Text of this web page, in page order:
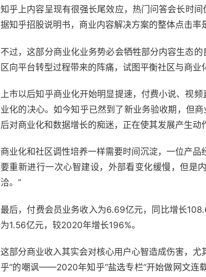
知乎上内容呈现有很强长尾效应，热门问答会长时
据知乎招股说明书，商业内容解决方案的整体点击率
不过，这部分商业化业务势必会牺牲部分内容生态
区向平台转型过程带来的阵痛，试图平衡社区与商业
上市以后知乎商业化开始明显提速，付费小说、视
业化的决心。如今知乎已然到了新业务验收期，但
后对商业化和数据增长的痴迷，正在使其发展产生动
商业化和社区调性培养一样需要时间沉淀，一位产
要重新进行一次心智建设，外部看变化缓慢，但是
洽。”
最后，付费会员业务收入为6.69亿元，同比增长
为1.56亿元，较2020年增长196%。
这部分商业收入其实会对核心用户心智造成伤害，
乎”的嘲讽——2020年知乎“盐选专栏”开始做网文连